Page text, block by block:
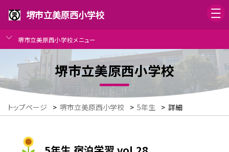
堺市立美原西小学校
堺市立美原西小学校メニュー
堺市立美原西小学校
トップページ > 堺市立美原西小学校 > 5年生 > 詳細